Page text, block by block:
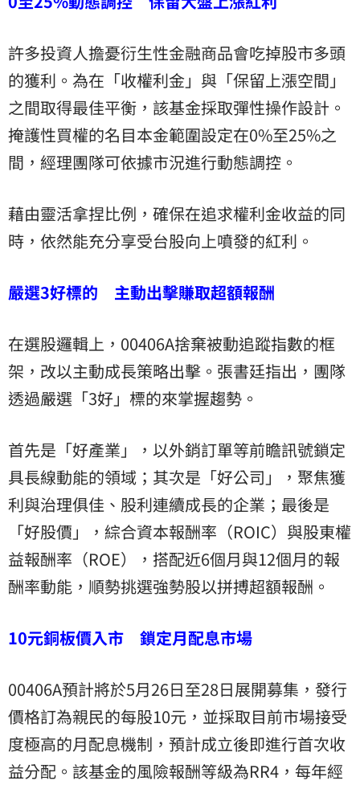
許多投資人擔憂衍生性金融商品會吃掉股市多頭
的獲利。為在「收權利金」與「保留上漲空間」
之間取得最佳平衡，該基金採取彈性操作設計。
掩護性買權的名目本金範圍設定在0%至25%之
間，經理團隊可依據市況進行動態調控。
藉由靈活拿捏比例，確保在追求權利金收益的同
時，依然能充分享受台股向上噴發的紅利。
嚴選3好標的 主動出擊賺取超額報酬
在選股邏輯上，00406A捨棄被動追蹤指數的框
架，改以主動成長策略出擊。張書廷指出，團隊
透過嚴選「3好」標的來掌握趨勢。
首先是「好產業」，以外銷訂單等前瞻訊號鎖定
具長線動能的領域；其次是「好公司」，聚焦獲
利與治理俱佳、股利連續成長的企業；最後是
「好股價」，綜合資本報酬率（ROIC）與股東權
益報酬率（ROE），搭配近6個月與12個月的報
酬率動能，順勢挑選強勢股以拼搏超額報酬。
10元銅板價入市 鎖定月配息市場
00406A預計將於5月26日至28日展開募集，發行
價格訂為親民的每股10元，並採取目前市場接受
度極高的月配息機制，預計成立後即進行首次收
益分配。該基金的風險報酬等級為RR4，每年經